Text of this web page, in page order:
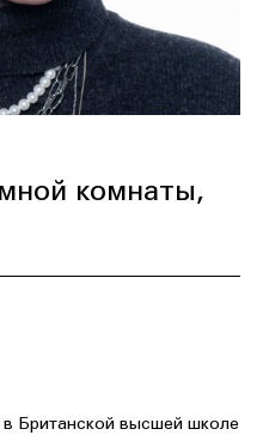
комнаты,
Британской высшей школе